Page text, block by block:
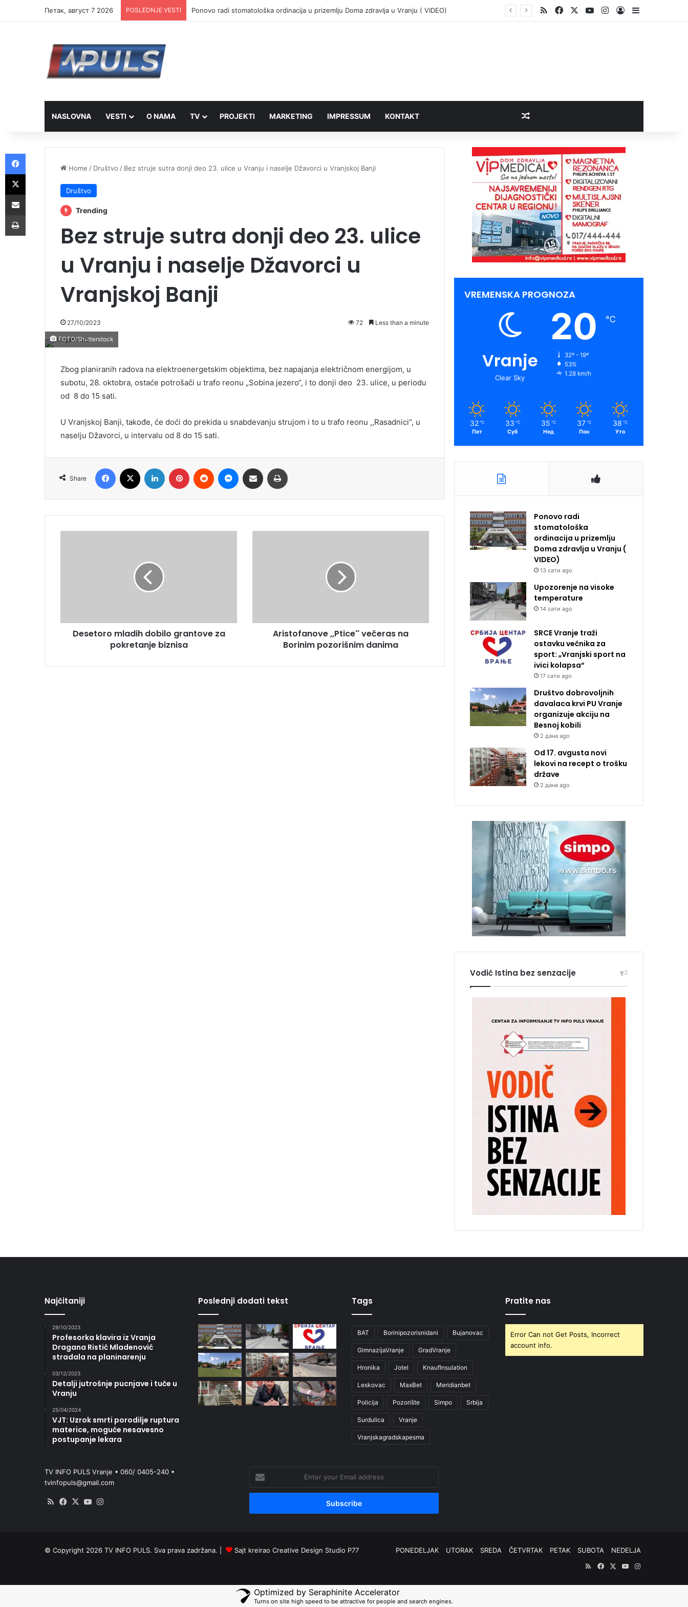
Петак, август 7 2026 POSLEDNJE VESTI Ponovo radi stomatološka ordinacija u prizemlju Doma zdravlja u Vranju ( VIDEO) RSSFacebookYouTubeInstagram
Log InSidebar
NASLOVNA VESTI O NAMA TV PROJEKTI MARKETING IMPRESSUM KONTAKT Random Article
Home / Društvo / Bez struje sutra donji deo 23. ulice u Vranju i naselje Džavorci u Vranjskoj Banji
Društvo
Trending
Bez struje sutra donji deo 23. ulice
u Vranju i naselje Džavorci u
Vranjskoj Banji
27/10/2023 72 Less than a minute
FOTO/Shutterstock
Zbog planiranih radova na elektroenergetskim objektima, bez napajanja električnom energijom, u
subotu, 28. oktobra, ostaće potrošači u trafo reonu „Sobina jezero“, i to donji deo 23. ulice, u periodu
od 8 do 15 sati.
U Vranjskoj Banji, takođe, će doći do prekida u snabdevanju strujom i to u trafo reonu ,,Rasadnici“, u
naselju Džavorci, u intervalu od 8 do 15 sati.
Share
Facebook LinkedIn Pinterest Reddit Messenger
Share via Email
Desetoro mladih dobilo grantove za
pokretanje biznisa
Aristofanove ,,Ptice'' večeras na
Borinim pozorišnim danima
VREMENSKA PROGNOZA
Vranje
Clear Sky
20 ℃
32º - 19º
53%
1.28 km/h
32 ℃
Пет
33 ℃
Суб
35 ℃
Нед
37 ℃
Пон
38 ℃
Уто
Ponovo radi
stomatološka
ordinacija u prizemlju
Doma zdravlja u Vranju (
VIDEO)
13 сати ago
Upozorenje na visoke
temperature
14 сати ago
SRCE Vranje traži
ostavku većnika za
sport: „Vranjski sport na
ivici kolapsa“
17 сати ago
Društvo dobrovoljnih
davalaca krvi PU Vranje
organizuje akciju na
Besnoj kobili
2 дана ago
Od 17. avgusta novi
lekovi na recept o trošku
države
2 дана ago
Vodič Istina bez senzacije
Najčitaniji
29/10/2023
Profesorka klavira iz Vranja
Dragana Ristić Mladenović
stradala na planinarenju
03/12/2023
Detalji jutrošnje pucnjave i tuče u
Vranju
25/04/2024
VJT: Uzrok smrti porodilje ruptura
materice, moguće nesavesno
postupanje lekara
Poslednji dodati tekst Tags
BAT Borinipozorisnidani Bujanovac
GimnazijaVranje GradVranje
Hronika Jotel KnaufInsulation
Leskovac MaxBet Meridianbet
Policija Pozorište Simpo Srbija
Surdulica Vranje
Vranjskagradskapesma
Pratite nas
Error Can not Get Posts, Incorrect
account info.
TV INFO PULS Vranje • 060/ 0405-240 •
tvinfopuls@gmail.com
RSS Facebook
X YouTube
your
Email
© Copyright 2026 TV INFO PULS. Sva prava zadržana. | Sajt kreirao Creative Design Studio P77 PONEDELJAK UTORAK SREDA ČETVRTAK PETAK SUBOTA
NEDELJA
RSSFacebook
X YouTubeInstagram
Facebook
X
Share via Email
Optimized by Seraphinite Accelerator
Turns on site high speed to be attractive for people and search engines.